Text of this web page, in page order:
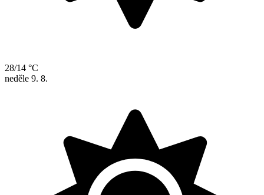
28/14 °C
neděle 9. 8.